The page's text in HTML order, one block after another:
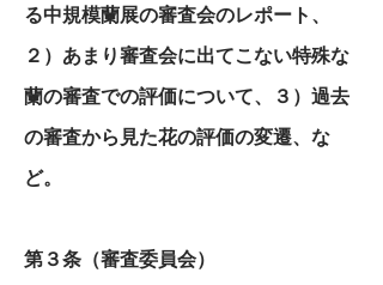
る中規模蘭展の審査会のレポート、
２）あまり審査会に出てこない特殊な
蘭の審査での評価について、３）過去
の審査から見た花の評価の変遷、な
ど。
第３条（審査委員会）